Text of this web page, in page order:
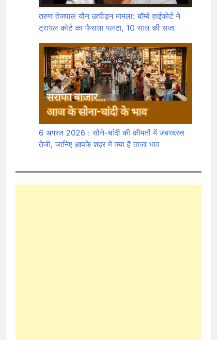
तरुण तेजपाल यौन उत्पीड़न मामला: बॉम्बे हाईकोर्ट ने
ट्रायल कोर्ट का फैसला पलटा, 10 साल की सजा
6 अगस्त 2026 : सोने-चांदी की कीमतों में जबरदस्त
तेजी, जानिए आपके शहर में क्या है ताजा भाव